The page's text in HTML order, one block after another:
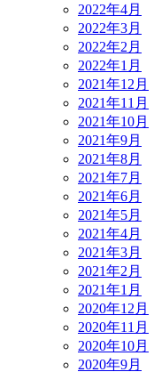
2022年4月
2022年3月
2022年2月
2022年1月
2021年12月
2021年11月
2021年10月
2021年9月
2021年8月
2021年7月
2021年6月
2021年5月
2021年4月
2021年3月
2021年2月
2021年1月
2020年12月
2020年11月
2020年10月
2020年9月